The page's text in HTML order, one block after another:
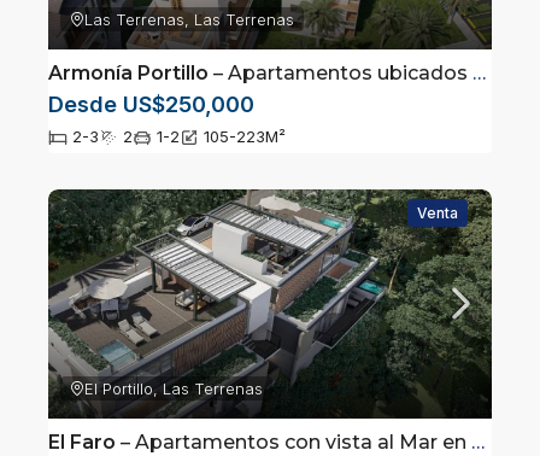
Las Terrenas, Las Terrenas
Armonía Portillo – Apartamentos ubicados en las terrenas Samaná
Desde US$250,000
2-3 2 1-2 105-223M²
Venta
El Portillo, Las Terrenas
El Faro – Apartamentos con vista al Mar en Las Terrenas